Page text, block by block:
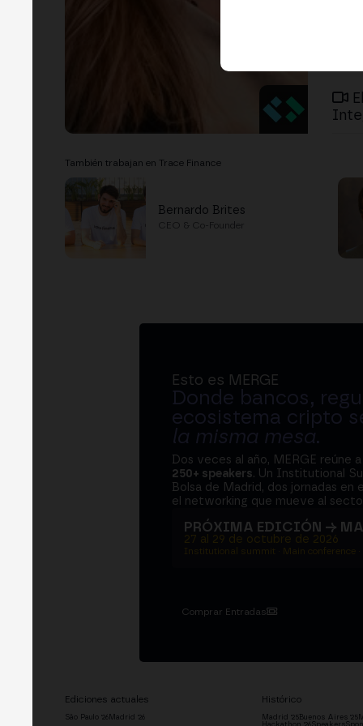
También trabajan en Trace Finance
Bernardo Brites
CEO & Co-Founder
Esto es MERGE
Donde bancos,
ecosistema cripto
la misma mesa.
Dos veces al año, MERGE reúne
250+ speakers. Un Institutional
Bolsa de Madrid, dos jornadas en
el networking que mueve al
PRÓXIMA EDICIÓN →
27 al 29 de octubre de 2026
Institutional summit · Main conference
Comprar Entradas
Ediciones actuales
São Paulo '26 Madrid '26
Histórico
Madrid '25Buenos Aires '25